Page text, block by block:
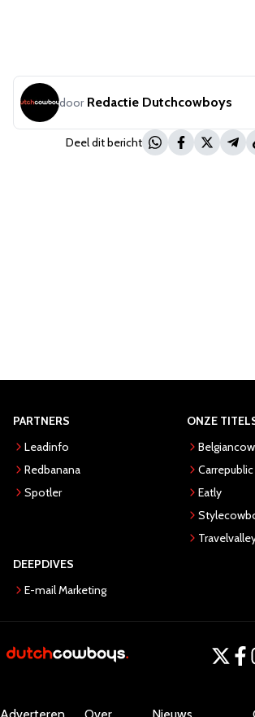
door Redactie Dutchcowboys
Deel dit bericht
PARTNERS
Leadinfo
Redbanana
Spotler
ONZE
Carrepublic
Eatly
DEEPDIVES
E-mail Marketing
Adverteren Over Nieuws